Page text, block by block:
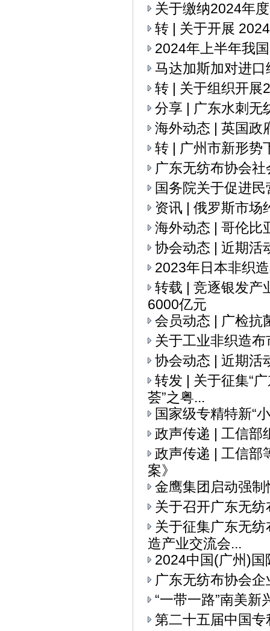
关于缴纳2024年
转 | 关于开展
2024年上半年我
马达加斯加对进
转 | 关于组织开展
分享 | 广东水刺无
海外动态 | 英国政
转 | 广州市新形势
广东无纺布协会社
国务院关于促进
资讯 | 俄罗斯市场
海外动态 | 哥伦比
协会动态 | 近期活
2023年日本非织
转载 | 竞逐银发产
6000亿元
会员动态 | 广检抗
关于工业非织造
协会动态 | 近期活
转发 | 关于征集“
荟”之粤...
国家级专精特新“
政声传递 | 工信部
政声传递 | 工信部
案》
金鹰集团启动强
关于召开广东无
关于征集广东无
造产业交流会...
2024中国(广州)
广东无纺布协会
“一带一路”南美
第二十五届中国